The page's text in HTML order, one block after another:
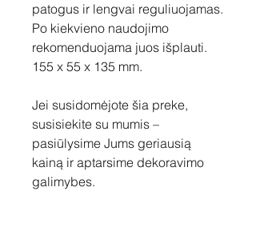
patogus ir lengvai reguliuojamas.
Po kiekvieno naudojimo
rekomenduojama juos išplauti.
155 x 55 x 135 mm.
Jei susidomėjote šia preke,
susisiekite su mumis –
pasiūlysime Jums geriausią
kainą ir aptarsime dekoravimo
galimybes.